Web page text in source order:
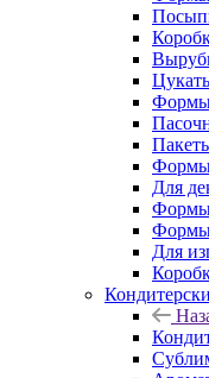
Формы
Формы
Для
Формы
Формы
Для